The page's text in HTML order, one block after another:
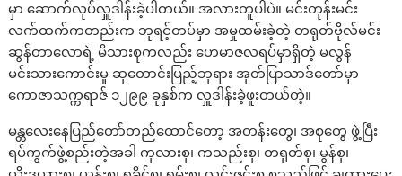
မှာ ဆောက်လုပ်လှူဒါန်းခဲ့ပါတယ်။ အလားတူပါပဲ။ မင်းတုန်းမင်း
လက်ထက်ကတည်းက ဘုရင့်တပ်မှာ အမှုထမ်းခဲ့တဲ့ တရုတ်ဗိုလ်မင်း
ဆွန်တာလောရဲ့ မိသားစုကလည်း ဟေမာဇလရပ်မှာရှိတဲ့ မလွန်
မင်းသားကောင်းမှု ဆုတောင်းပြည့်ဘုရား အုတ်ပြာသာဒ်တော်မှာ
ကောဇာသက္ကရာဇ် ၁၂၉၉ ခုနှစ်က လှူဒါန်းခဲ့ဖူးတယ်တဲ့။
မန္တလေးနေပြည်တော်တည်ထောင်တော့ အတန်းတွေ၊ အစုတွေ ဖွဲ့ပြီး
ရပ်ကွက်ဖွဲ့စည်းတဲ့အခါ ကုလားစု၊ ကသည်းစု၊ တရုတ်စု၊ မွန်စု၊